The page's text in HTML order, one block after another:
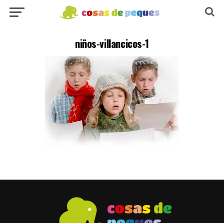
niños-villancicos-1